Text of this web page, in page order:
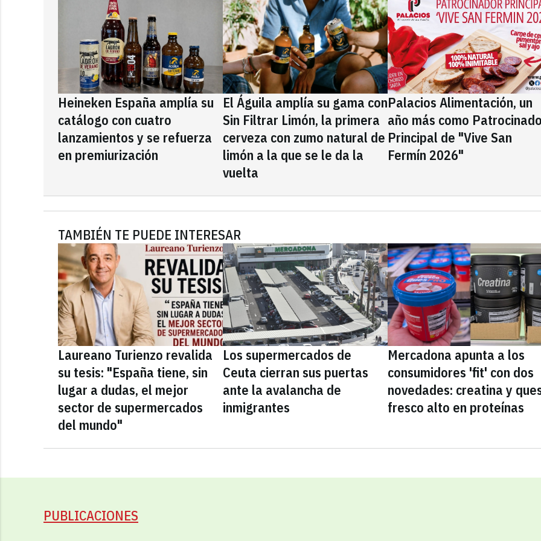
Heineken España amplía su
catálogo con cuatro
lanzamientos y se refuerza
en premiurización
El Águila amplía su gama con
Sin Filtrar Limón, la primera
cerveza con zumo natural de
limón a la que se le da la
vuelta
Palacios Alimentación, un
año más como
Principal de "Vive San
Fermín 2026"
TAMBIÉN TE PUEDE INTERESAR
Laureano Turienzo revalida
su tesis: "España tiene, sin
lugar a dudas, el mejor
sector de supermercados
del mundo"
Los supermercados de
Ceuta cierran sus puertas
ante la avalancha de
inmigrantes
Mercadona apunta a los
consumidores 'fit' con dos
novedades: creatina y
fresco alto en proteínas
PUBLICACIONES